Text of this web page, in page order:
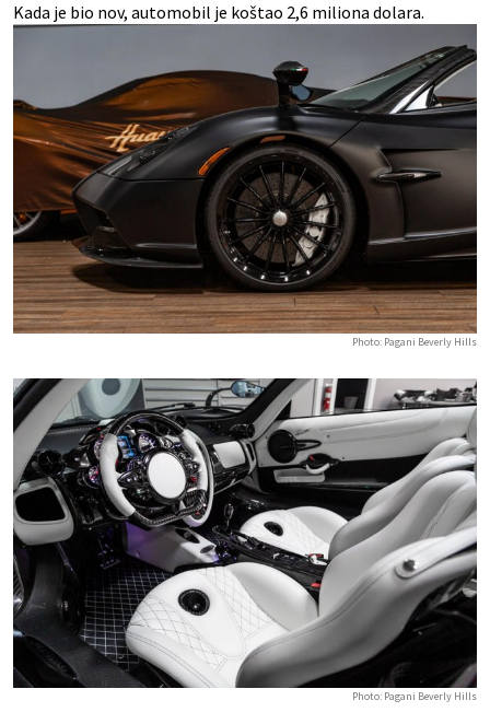
Kada je bio nov, automobil je koštao 2,6 miliona dolara.
Photo: Pagani Beverly Hills
Photo: Pagani Beverly Hills